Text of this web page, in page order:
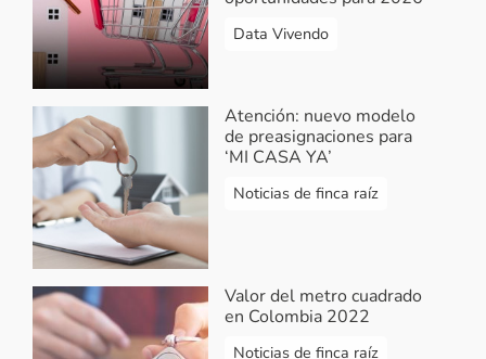
Data Vivendo
Atención: nuevo modelo
de preasignaciones para
‘MI CASA YA’
Noticias de finca raíz
Valor del metro cuadrado
en Colombia 2022
Noticias de finca raíz